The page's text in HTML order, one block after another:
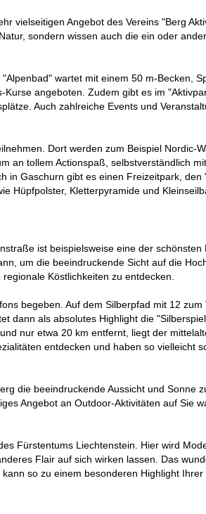
vielseitigen Angebot des Vereins "Berg
sondern wissen auch die ein oder
wartet mit einem 50 m-Becken,
angeboten. Zudem gibt es im
Auch zahlreiche Events und
Dort werden zum Beispiel Nordic-
an tollem Actionspaß, selbstverständlich
in Gaschurn gibt es einen Freizeitpark, den
Hüpfpolster, Kletterpyramide und
ist beispielsweise eine der schönsten
um die beeindruckende Sicht auf die
Köstlichkeiten zu entdecken.
begeben. Auf dem Silberpfad mit 12 zum
dann als absolutes Highlight die
nur etwa 20 km entfernt, liegt der
entdecken und haben so vielleicht
die beeindruckende Aussicht und Sonne
Angebot an Outdoor-Aktivitäten auf Sie
Fürstentums Liechtenstein. Hier wird
Flair auf sich wirken lassen. Das
so zu einem besonderen Highlight